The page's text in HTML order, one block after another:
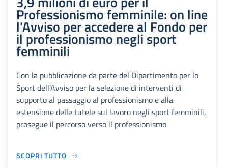
Professionismo femminile: on line
l'Avviso per accedere al Fondo per
il professionismo negli sport
femminili
Con la pubblicazione da parte del Dipartimento per lo
Sport dell’Avviso per la selezione di interventi di
supporto al passaggio al professionismo e alla
estensione delle tutele sul lavoro negli sport femminili,
prosegue il percorso verso il professionismo
SCOPRI TUTTO